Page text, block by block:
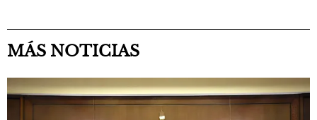
MÁS NOTICIAS